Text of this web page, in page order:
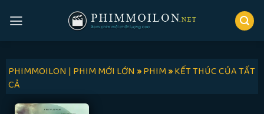
PHIMMOILON | PHIM MỚI LỚN»PHIM»KẾT THÚC CỦA TẤT
CẢ